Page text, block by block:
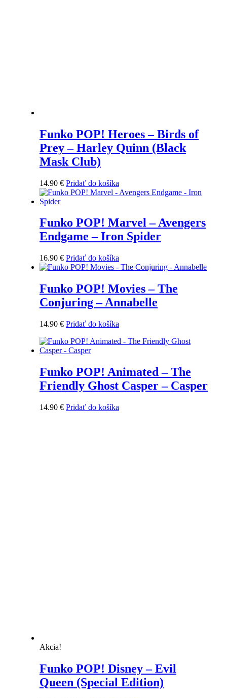
Funko POP! Heroes – Birds of
Prey – Harley Quinn (Black
Mask Club)
14.90 € Pridať do košíka
Funko POP! Marvel – Avengers
Endgame – Iron Spider
16.90 € Pridať do košíka
Funko POP! Movies – The
Conjuring – Annabelle
14.90 € Pridať do košíka
Funko POP! Animated – The
Friendly Ghost Casper – Casper
14.90 € Pridať do košíka
Akcia!
Funko POP! Disney – Evil
Queen (Special Edition)